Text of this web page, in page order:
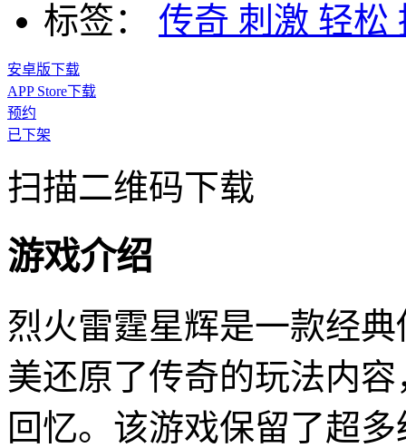
标签：
传奇 刺激 轻松
安卓版下载
APP Store下载
预约
已下架
扫描二维码下载
游戏介绍
烈火雷霆星辉是一款经
美还原了传奇的玩法内
回忆。该游戏保留了超